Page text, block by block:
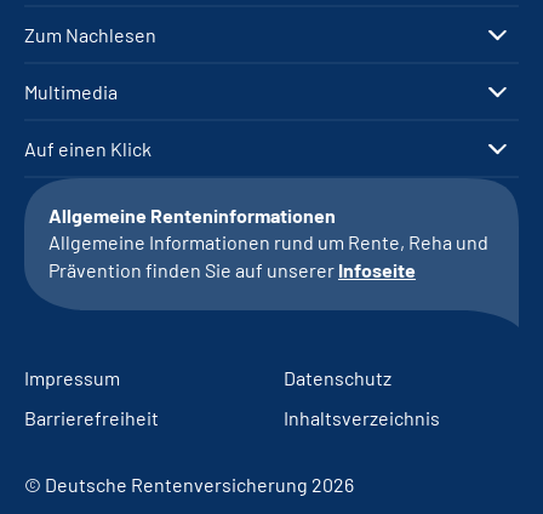
Zum Nachlesen
Multimedia
Auf einen Klick
Allgemeine Renteninformationen
Allgemeine Informationen rund um Rente, Reha und
Prävention finden Sie auf unserer Infoseite
Impressum
Datenschutz
Barrierefreiheit
Inhaltsverzeichnis
© Deutsche Rentenversicherung 2026